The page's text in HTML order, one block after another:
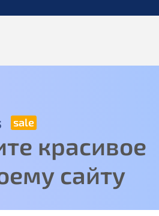
красивое
сайту